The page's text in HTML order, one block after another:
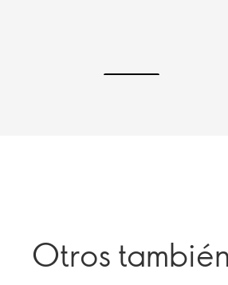
Otros